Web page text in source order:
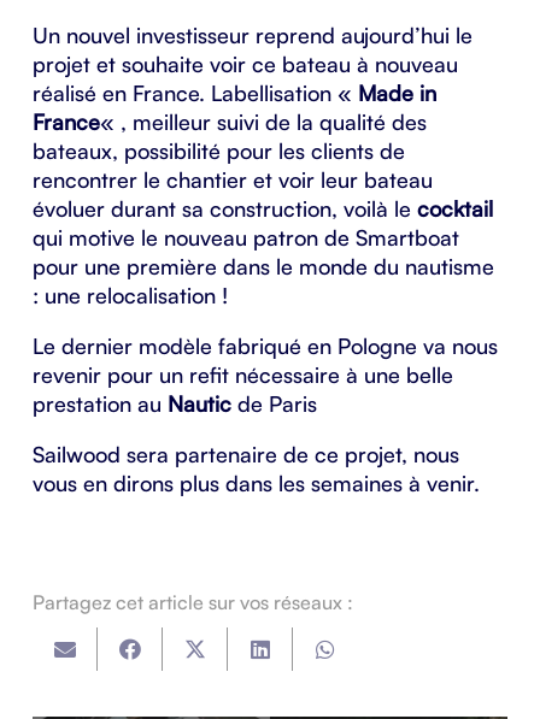
Un nouvel investisseur reprend aujourd’hui le
projet et souhaite voir ce bateau à nouveau
réalisé en France. Labellisation « Made in
France« , meilleur suivi de la qualité des
bateaux, possibilité pour les clients de
rencontrer le chantier et voir leur bateau
évoluer durant sa construction, voilà le cocktail
qui motive le nouveau patron de Smartboat
pour une première dans le monde du nautisme
: une relocalisation !
Le dernier modèle fabriqué en Pologne va nous
revenir pour un refit nécessaire à une belle
prestation au Nautic de Paris
Sailwood sera partenaire de ce projet, nous
vous en dirons plus dans les semaines à venir.
Partagez cet article sur vos réseaux :